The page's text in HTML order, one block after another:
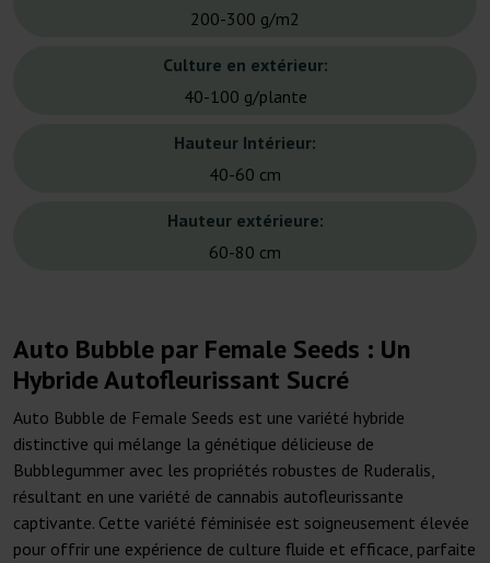
200-300 g/m2
Culture en extérieur:
40-100 g/plante
Hauteur Intérieur:
40-60 cm
Hauteur extérieure:
60-80 cm
Auto Bubble par Female Seeds : Un
Hybride Autofleurissant Sucré
Auto Bubble de Female Seeds est une variété hybride
distinctive qui mélange la génétique délicieuse de
Bubblegummer avec les propriétés robustes de Ruderalis,
résultant en une variété de cannabis autofleurissante
captivante. Cette variété féminisée est soigneusement élevée
pour offrir une expérience de culture fluide et efficace, parfaite